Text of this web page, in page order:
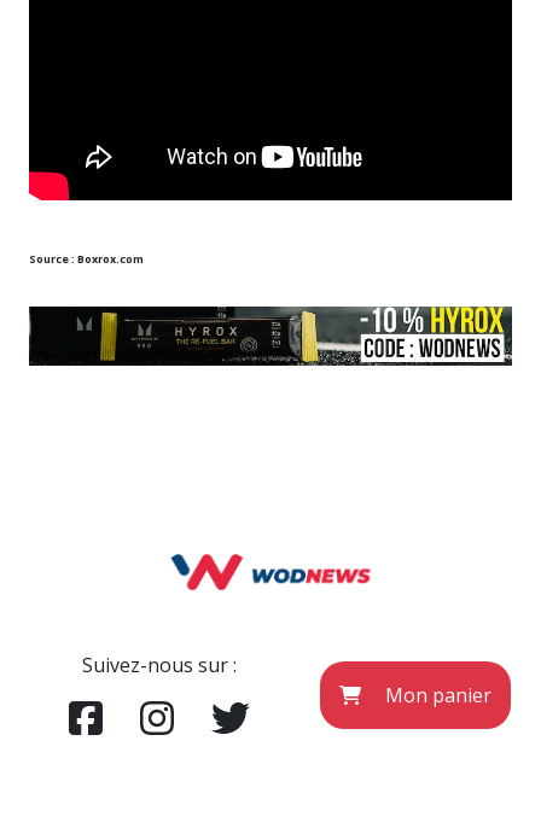
Source : Boxrox.com
Suivez-nous sur :
Mon panier